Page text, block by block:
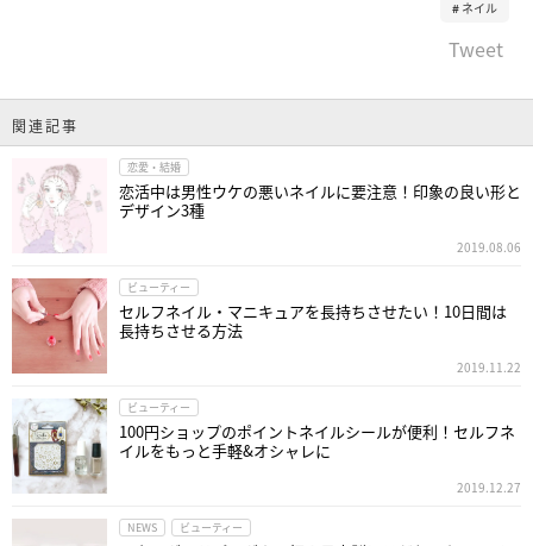
ネイル
Tweet
関連記事
恋愛・結婚
恋活中は男性ウケの悪いネイルに要注意！印象の良い形と
デザイン3種
2019.08.06
ビューティー
セルフネイル・マニキュアを長持ちさせたい！10日間は
長持ちさせる方法
2019.11.22
ビューティー
100円ショップのポイントネイルシールが便利！セルフネ
イルをもっと手軽&オシャレに
2019.12.27
NEWS ビューティー